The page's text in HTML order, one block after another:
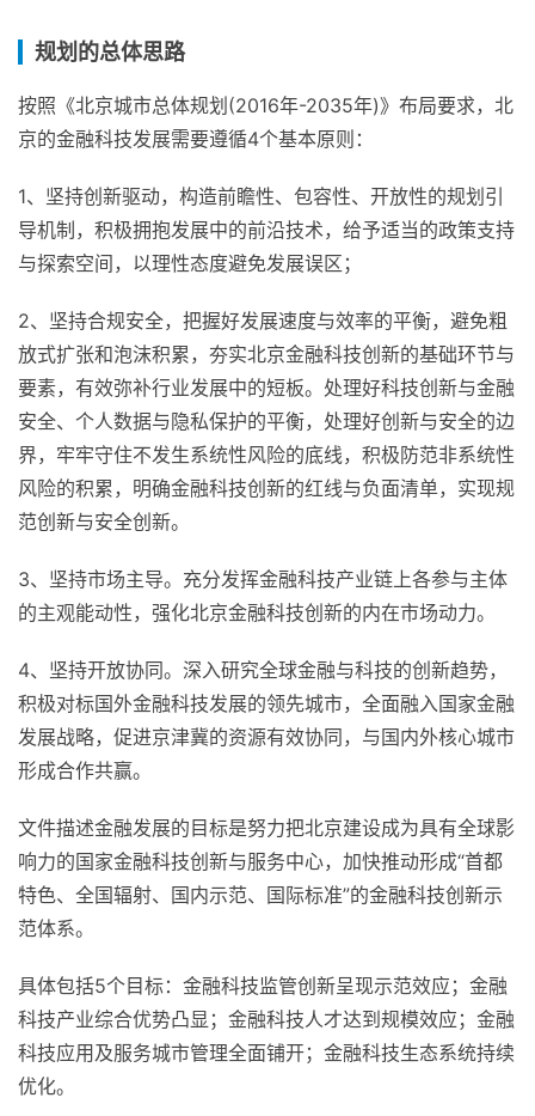
规划的总体思路
按照《北京城市总体规划(2016年-2035年)》布局要求，北
京的金融科技发展需要遵循4个基本原则：
1、坚持创新驱动，构造前瞻性、包容性、开放性的规划引
导机制，积极拥抱发展中的前沿技术，给予适当的政策支持
与探索空间，以理性态度避免发展误区；
2、坚持合规安全，把握好发展速度与效率的平衡，避免粗
放式扩张和泡沫积累，夯实北京金融科技创新的基础环节与
要素，有效弥补行业发展中的短板。处理好科技创新与金融
安全、个人数据与隐私保护的平衡，处理好创新与安全的边
界，牢牢守住不发生系统性风险的底线，积极防范非系统性
风险的积累，明确金融科技创新的红线与负面清单，实现规
范创新与安全创新。
3、坚持市场主导。充分发挥金融科技产业链上各参与主体
的主观能动性，强化北京金融科技创新的内在市场动力。
4、坚持开放协同。深入研究全球金融与科技的创新趋势，
积极对标国外金融科技发展的领先城市，全面融入国家金融
发展战略，促进京津冀的资源有效协同，与国内外核心城市
形成合作共赢。
文件描述金融发展的目标是努力把北京建设成为具有全球影
响力的国家金融科技创新与服务中心，加快推动形成“首都
特色、全国辐射、国内示范、国际标准”的金融科技创新示
范体系。
具体包括5个目标：金融科技监管创新呈现示范效应；金融
科技产业综合优势凸显；金融科技人才达到规模效应；金融
科技应用及服务城市管理全面铺开；金融科技生态系统持续
优化。